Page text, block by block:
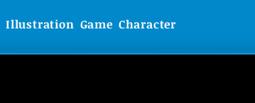
Illustration Game Character